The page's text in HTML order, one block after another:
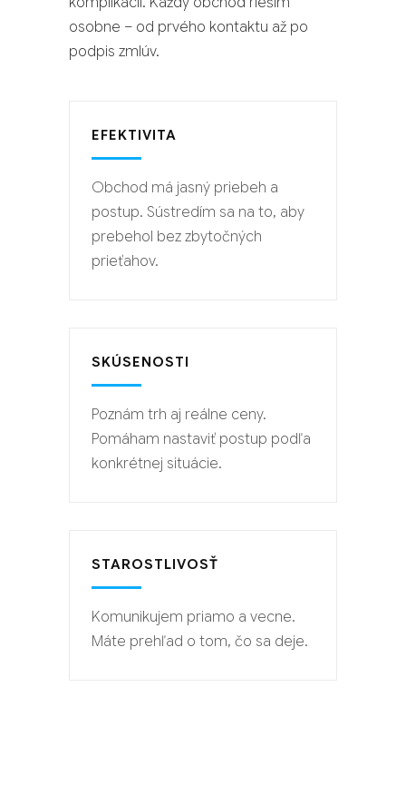
osobne – od prvého kontaktu až po
podpis zmlúv.
EFEKTIVITA
Obchod má jasný priebeh a
postup. Sústredím sa na to, aby
prebehol bez zbytočných
prieťahov.
SKÚSENOSTI
Poznám trh aj reálne ceny.
Pomáham nastaviť postup podľa
konkrétnej situácie.
STAROSTLIVOSŤ
Komunikujem priamo a vecne.
Máte prehľad o tom, čo sa deje.